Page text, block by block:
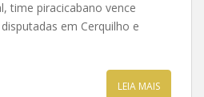
time piracicabano vence
em Cerquilho e
LEIA MAIS